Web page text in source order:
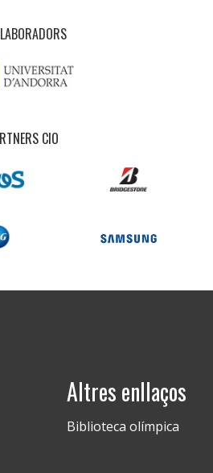
CIO
Altres enllaços
Biblioteca olímpica